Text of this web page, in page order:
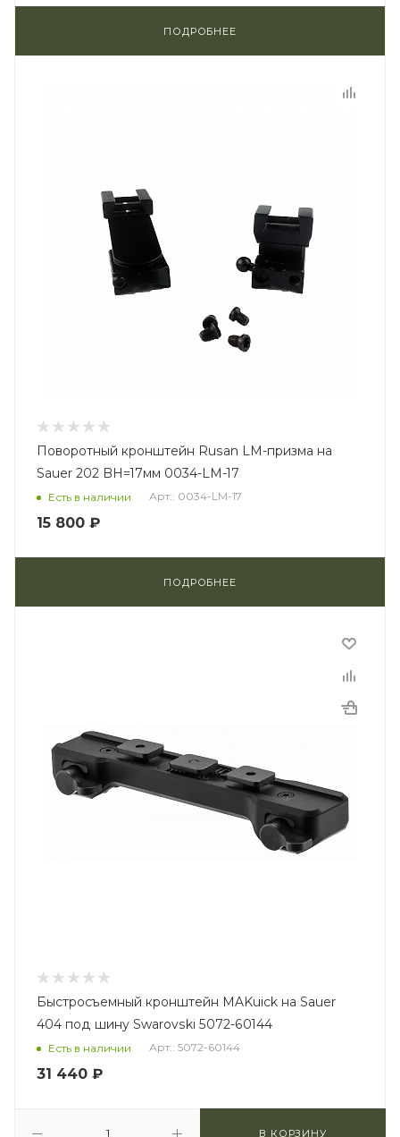
ПОДРОБНЕЕ
Поворотный кронштейн Rusan LM-призма на
Sauer 202 BH=17мм 0034-LM-17
Есть в наличии Арт.: 0034-LM-17
15 800 ₽
ПОДРОБНЕЕ
Быстросъемный кронштейн MAKuick на Sauer
404 под шину Swarovski 5072-60144
Есть в наличии Арт.: 5072-60144
31 440 ₽
В КОРЗИНУ